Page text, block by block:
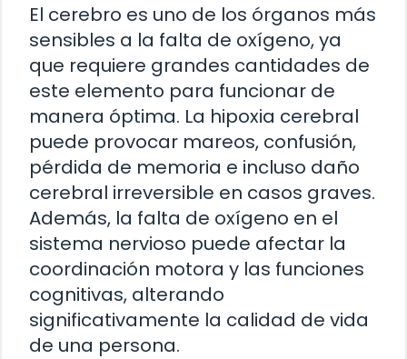
El cerebro es uno de los órganos más
sensibles a la falta de oxígeno, ya
que requiere grandes cantidades de
este elemento para funcionar de
manera óptima. La hipoxia cerebral
puede provocar mareos, confusión,
pérdida de memoria e incluso daño
cerebral irreversible en casos graves.
Además, la falta de oxígeno en el
sistema nervioso puede afectar la
coordinación motora y las funciones
cognitivas, alterando
significativamente la calidad de vida
de una persona.